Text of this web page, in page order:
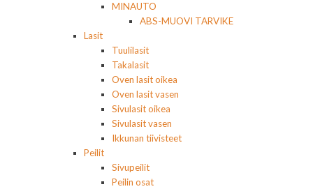
MINAUTO
ABS-MUOVI TARVIKE
Lasit
Tuulilasit
Takalasit
Oven lasit oikea
Oven lasit vasen
Sivulasit oikea
Sivulasit vasen
Ikkunan tiivisteet
Peilit
Sivupeilit
Peilin osat